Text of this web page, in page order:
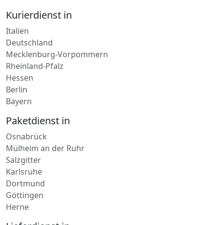
Kurierdienst in
Italien
Deutschland
Mecklenburg-Vorpommern
Rheinland-Pfalz
Hessen
Berlin
Paketdienst in
Osnabrück
Mülheim an der Ruhr
Salzgitter
Karlsruhe
Dortmund
Göttingen